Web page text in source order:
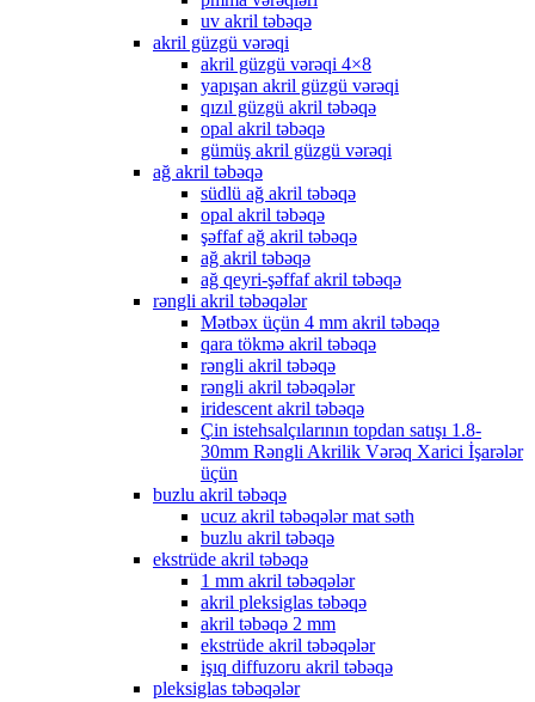
uv akril təbəqə
akril güzgü vərəqi
akril güzgü vərəqi 4×8
yapışan akril güzgü vərəqi
qızıl güzgü akril təbəqə
opal akril təbəqə
gümüş akril güzgü vərəqi
ağ akril təbəqə
südlü ağ akril təbəqə
opal akril təbəqə
şəffaf ağ akril təbəqə
ağ akril təbəqə
ağ qeyri-şəffaf akril təbəqə
rəngli akril təbəqələr
Mətbəx üçün 4 mm akril təbəqə
qara tökmə akril təbəqə
rəngli akril təbəqə
rəngli akril təbəqələr
iridescent akril təbəqə
Çin istehsalçılarının topdan satışı 1.8-
30mm Rəngli Akrilik Vərəq Xarici İşarələr
üçün
buzlu akril təbəqə
ucuz akril təbəqələr mat səth
buzlu akril təbəqə
ekstrüde akril təbəqə
1 mm akril təbəqələr
akril pleksiglas təbəqə
akril təbəqə 2 mm
ekstrüde akril təbəqələr
işıq diffuzoru akril təbəqə
pleksiglas təbəqələr